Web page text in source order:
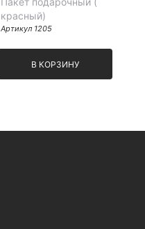
красный)
Артикул 1205
В КОРЗИНУ